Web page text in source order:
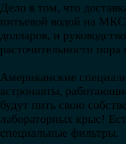
Дело в том, что
питьевой водой на
долларов, и
расточительности
Американские
астронавты,
будут пить свою
лабораторных крыс!
специальные фильтры.